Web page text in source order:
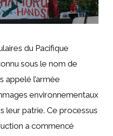
du Pacifique
sous le nom de
appelé l’armée
environnementaux
leur patrie. Ce processus
a commencé